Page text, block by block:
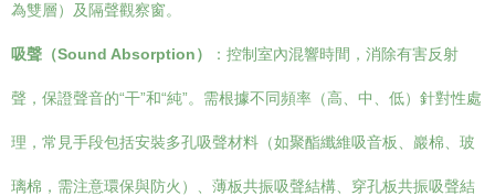
為雙層）及隔聲觀察窗。
吸聲（Sound Absorption） ：控制室內混響時間，消除有害反射
聲，保證聲音的“干”和“純”。需根據不同頻率（高、中、低）針對性處
理，常見手段包括安裝多孔吸聲材料（如聚酯纖維吸音板、巖棉、玻
璃棉，需注意環保與防火）、薄板共振吸聲結構、穿孔板共振吸聲結